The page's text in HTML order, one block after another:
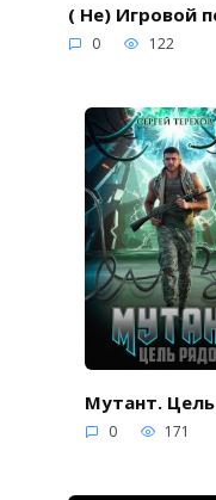
( Не) Игровой
0 122
Мутант.
0 171